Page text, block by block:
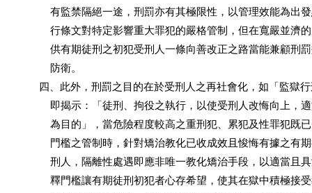
有監禁隔絕一途，刑罰亦有其極限性，以管理效能為出
行條文對特定影響重大罪犯的嚴格管制，但在寬嚴並濟
供有期徒刑之初犯受刑人一條向善改正之路當能兼顧刑
              防衛。
四、此外，刑罰之目的在於受刑人之再社會化，如「監獄
即揭示：「徒刑、拘役之執行，以使受刑人改悔向上，
為目的」，當危險程度較高之重刑犯、累犯及性罪犯既
門檻之管制時，針對矯治教化已收成效且悛悔有據之有
刑人，隔離性處遇即應非唯一教化矯治手段，以適當且
釋門檻讓有期徒刑初犯者心存希望，使其在獄中積極接